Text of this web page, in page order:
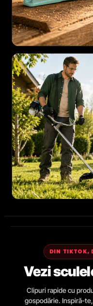
DIN TIKTOK,
Vezi
Clipuri rapide cu
gospodărie. Inspiră-